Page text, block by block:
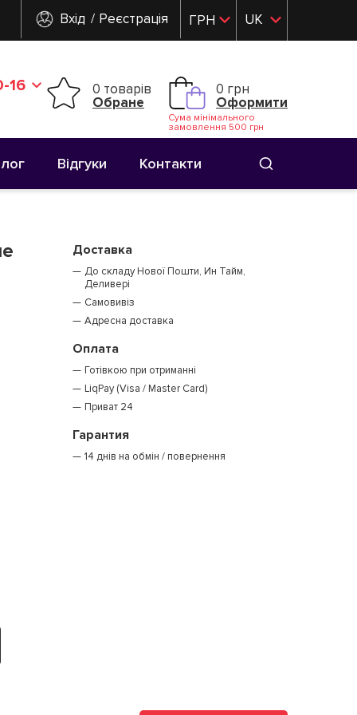
Вхід Реєстрація ГРН
UK
RU
16
0 товарів
Обране
0 грн
Оформити
Сума мінімального
замовлення 500 грн
Відгуки Контакти
Доставка
До складу Нової Пошти, Ин Тайм,
Деливері
Самовивіз
Адресна доставка
Оплата
Готівкою при отриманні
LiqPay (Visa / Master Card)
Приват 24
Гарантия
14 днів на обмін / повернення